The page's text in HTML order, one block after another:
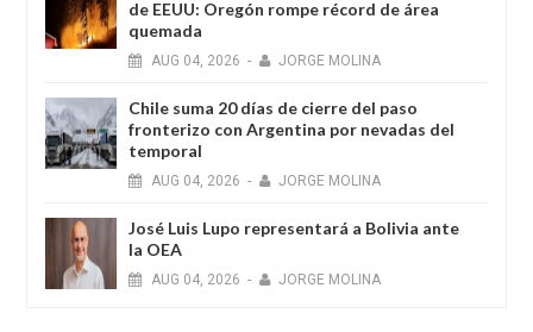
de EEUU: Oregón rompe récord de área
quemada
AUG 04, 2026 - JORGE MOLINA
Chile suma 20 días de cierre del paso
fronterizo con Argentina por nevadas del
temporal
AUG 04, 2026 - JORGE MOLINA
José Luis Lupo representará a Bolivia ante
la OEA
AUG 04, 2026 - JORGE MOLINA